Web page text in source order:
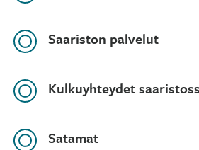
Saariston palvelut
Kulkuyhteydet
Satamat